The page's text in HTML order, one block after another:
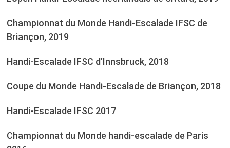
Championnat du Monde Handi-Escalade IFSC de
Briançon, 2019
Handi-Escalade IFSC d’Innsbruck, 2018
Coupe du Monde Handi-Escalade de Briançon, 2018
Handi-Escalade IFSC 2017
Championnat du Monde handi-escalade de Paris